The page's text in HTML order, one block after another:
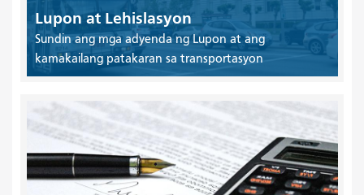
Lupon at Lehislasyon
Sundin ang mga adyenda ng Lupon at ang
kamakailang patakaran sa transportasyon